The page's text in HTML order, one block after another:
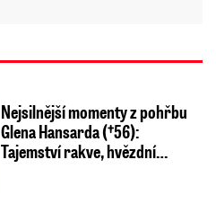
Nejsilnější momenty z pohřbu
Glena Hansarda (†56):
Tajemství rakve, hvězdní…